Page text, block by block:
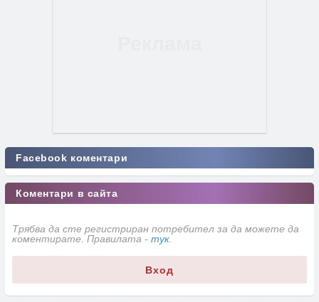
Facebook коментари
Коментари в сайта
Трябва да сте регистриран потребител за да можете да
коментирате. Правилата - тук
Вход